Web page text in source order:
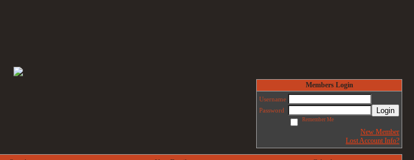
Members Login
Username
Password
Login
Remember Me
New Member
Lost Account Info?